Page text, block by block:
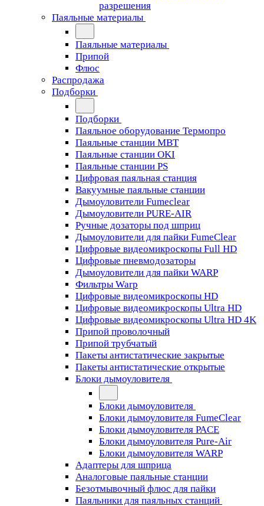
разрешения
Паяльные материалы
Паяльные материалы
Припой
Флюс
Распродажа
Подборки
Подборки
Паяльное оборудование Термопро
Паяльные станции MBT
Паяльные станции OKI
Паяльные станции PS
Цифровая паяльная станция
Вакуумные паяльные станции
Дымоуловители Fumeclear
Дымоуловители PURE-AIR
Ручные дозаторы под шприц
Дымоуловители для пайки FumeClear
Цифровые видеомикроскопы Full HD
Цифровые пневмодозаторы
Дымоуловители для пайки WARP
Фильтры Warp
Цифровые видеомикроскопы HD
Цифровые видеомикроскопы Ultra HD
Цифровые видеомикроскопы Ultra HD 4K
Припой проволочный
Припой трубчатый
Пакеты антистатические закрытые
Пакеты антистатические открытые
Блоки дымоуловителя
Блоки дымоуловителя
Блоки дымоуловителя FumeClear
Блоки дымоуловителя PACE
Блоки дымоуловителя Pure-Air
Блоки дымоуловителя WARP
Адаптеры для шприца
Аналоговые паяльные станции
Безотмывочный флюс для пайки
Паяльники для паяльных станций